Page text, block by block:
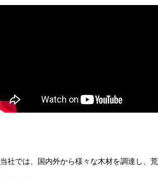
当社では、国内外から様々な木材を調達し、